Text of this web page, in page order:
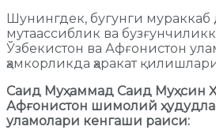
Шунингдек, бугунги мураккаб
мутаассиблик ва
Ўзбекистон ва Афғонистон
ҳамкорликда ҳаракат
Саид Муҳаммад Саид Муҳсин
Афғонистон шимолий
уламолари кенгаши раиси: